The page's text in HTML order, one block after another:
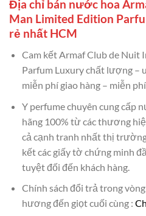
Địa chỉ bán nước hoa
Man Limited Edition
rẻ nhất HCM
Cam kết Armaf Club de Nuit
Parfum Luxury chất lượng –
miễn phí giao hàng – miễn
Y perfume chuyên cung cấp
hãng 100% từ các thương
cả cạnh tranh nhất thị
kết các giấy tờ chứng minh
tuyệt đối đến khách hàng.
Chính sách đổi trả trong
hương đến giọt cuối cùng :